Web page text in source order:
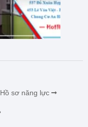
Hồ sơ năng lực